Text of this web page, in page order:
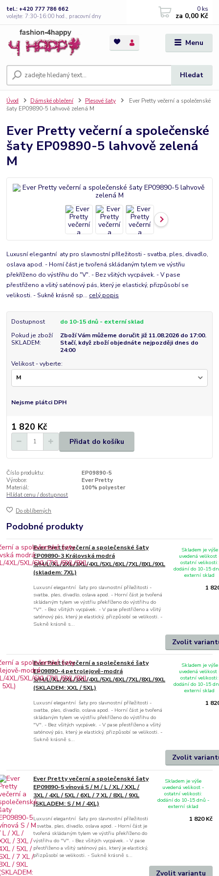
Menu
Hledat
tel.: +420 777 786 662
volejte: 7:30-16:00 hod., pracovní dny
0 ks
za 0,00 Kč
Úvod Dámské oblečení Plesové šaty
Ever Pretty večerní a společenské
šaty EP09890-5 lahvově zelená M
Ever Pretty večerní a společenské
šaty EP09890-5 lahvově zelená
M
Luxusní elegantní aty pro slavnostní příležitosti - svatba, ples, divadlo,
oslava apod. - Horní část je tvořená skládaným tylem ve výstřiu
překříženo do výstřihu do "V". - Bez všitých vycpávek. - V pase
přestřiženo a všitý saténový pás, který je elastický, přizpůsobí se
velikosti. - Sukně krásně sp... celý popis
Dostupnost
do 10-15 dnů - externí sklad
Pokud je zboží
SKLADEM:
Zboží Vám můžeme doručit již 11.08.2026 do 17:00.
Stačí, když zboží objednáte nejpozději dnes do
24:00
Velikost - vyberte:
Nejsme plátci DPH
1 820 Kč
Přidat do košíku
Číslo produktu:
EP09890-5
Výrobce:
Ever Pretty
Materiál:
100% polyester
Hlídat cenu / dostupnost
Do oblíbených
Podobné produkty
Ever Pretty večerní a společenské šaty
EP09890-3 Královská modrá
S/M/L/XL/2XL/3XL/4XL/5XL/6XL/7XL/8XL/9XL
(skladem: 7XL)
Luxusní elegantní šaty pro slavnostní příležitosti -
svatba, ples, divadlo, oslava apod. - Horní část je tvořená
skládaným tylem ve výstřiu překříženo do výstřihu do
"V". - Bez všitých vycpávek. - V pase přestřiženo a všitý
saténový pás, který je elastický, přizpůsobí se velikosti. -
Sukně krásně s...
1
Skladem je výše
uvedená velikost
ostatní velikosti:
dodání do 10-15
externí sklad
Zvolit
Ever Pretty večerní a společenské šaty
EP09890-4 petrolejově-modrá
S/M/L/XL/2XL/3XL/4XL/5XL/6XL/7XL/8XL/9XL
(SKLADEM: XXL / 5XL)
Luxusní elegantní šaty pro slavnostní příležitosti -
svatba, ples, divadlo, oslava apod. - Horní část je tvořená
skládaným tylem ve výstřiu překříženo do výstřihu do
"V". - Bez všitých vycpávek. - V pase přestřiženo a všitý
saténový pás, který je elastický, přizpůsobí se velikosti. -
Sukně krásně s...
1
Skladem je výše
uvedená velikost
ostatní velikosti:
dodání do 10-15
externí sklad
Zvolit
Ever Pretty večerní a společenské šaty
EP09890-5 vínová S / M / L / XL / XXL /
3XL / 4XL / 5XL / 6XL / 7 XL / 8XL / 9XL
(SKLADEM: S / M / 4XL)
Luxusní elegantní šaty pro slavnostní příležitosti
- svatba, ples, divadlo, oslava apod. - Horní část je
tvořená skládaným tylem ve výstřiu překříženo do
výstřihu do "V". - Bez všitých vycpávek. - V pase
přestřiženo a všitý saténový pás, který je elastický,
přizpůsobí se velikosti. - Sukně krásně s...
1 820 Kč
Skladem je výše
uvedená velikost -
ostatní velikosti:
dodání do 10-15 dnů -
externí sklad
Zvolit variantu